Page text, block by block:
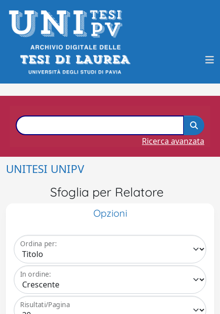
Ricerca avanzata
UNITESI UNIPV
Sfoglia per Relatore
Opzioni
Ordina per:
In ordine:
Risultati/Pagina